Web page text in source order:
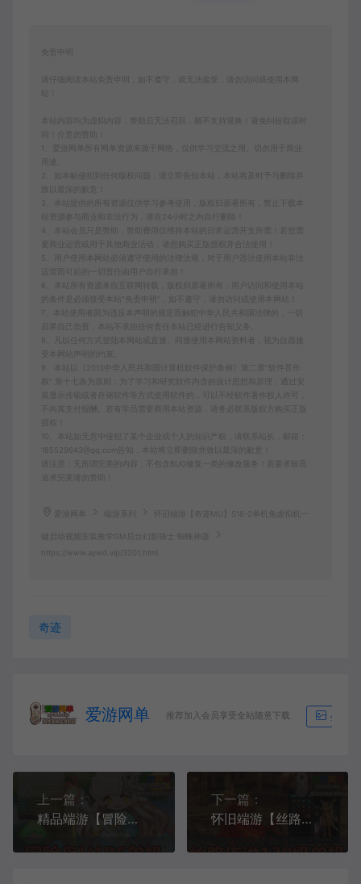
免责申明
请仔细阅读本站免责申明，如不遵守，或无法接受，请勿访问或使用本网
本站内容均为虚拟内容，赞助后无法召回，顾不支持退换！避免纠纷耽误时
间！介意勿赞助！
1、爱游网单所有网单资源来源于网络，仅供学习交流之用。切勿用于商业
2、如本帖侵犯到任何版权问题，请立即告知本站，本站将及时予与删除并
致以最深的歉意！
3、本站提供的所有资源仅供学习参考使用，版权归原著所有，禁止下载本
站资源参与商业和非法行为，请在24小时之内自行删除！
4、本站会员只是赞助，赞助费用仅维持本站的日常运营开支所需！若您需
要商业运营或用于其他商业活动，请您购买正版授权并合法使用！
5、用户使用本网站必须遵守使用的法律法规，对于用户违法使用本站非法
6、本站所有资源来自互联网转载，版权归原著所有，用户访问和使用本站
的条件是必须接受本站“免责申明”，如不遵守，请勿访问或使用本网站！
7、本站使用者因为违反本声明的规定而触犯中华人民共和国法律的，一切
后果自己负责，本站不承担任何责任本站已经进行告知义务。
8、凡以任何方式登陆本网站或直接、间接使用本网站资料者，视为自愿接
受本网站声明的约束。
9、本站以《2013中华人民共和国计算机软件保护条例》第二章"软件菩作
权” 第十七条为原则：为了学习和研究软件内含的设计思想和原理，通过安
装显示传输或者存储软件等方式使用软件的，可以不经软件著作权人许可，
不向其支付报酬。若有学员需要商用本站资源，请务必联系版权方购买正版
10、本站如无意中侵犯了某个企业或个人的知识产权，请联系站长，邮箱：
185529643@qq.com告知，本站将立即删除并致以最深的歉意！
请注意：无所谓完美的内容，不包含BUG修复一类的修改服务！若要求较高
追求完美请勿赞助！
爱游网单 端游系列 怀旧端游【奇迹MU】S18-2单机免虚拟机一
键启动视频安装教学GM后台幻影骑士 蜘蛛神器
https://www.aywd.vip/3201.html
奇迹
爱游网单 推荐加入会员享受全站随意下载 生成海
上一篇：
精品端游【冒险岛】V186新版新职业强大GM后台视频安装教学免虚拟机一键启动
下一篇：
怀旧端游【丝路传说】130级新增20套装备带辅助外挂虚拟机一键端视频安装教学GM后台